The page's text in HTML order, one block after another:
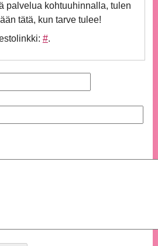
palvelua kohtuuhinnalla, tulen
tätä, kun tarve tulee!
#